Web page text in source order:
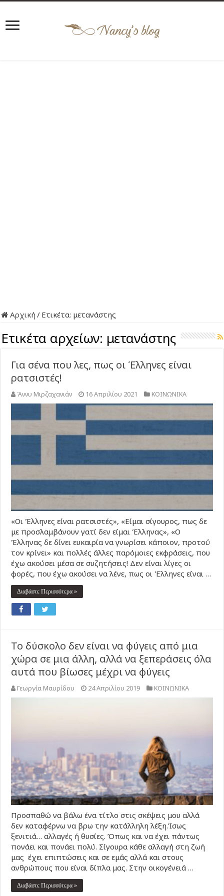
Αρχική / Ετικέτα: μετανάστης
Ετικέτα αρχείων: μετανάστης
Για σένα που λες, πως οι Έλληνες είναι
ρατσιστές!
Άννυ Μιρζαχανιάν 16 Απριλίου 2021 ΚΟΙΝΩΝΙΚΑ
«Οι Έλληνες είναι ρατσιστές», «Είμαι σίγουρος, πως δε
με προσλαμβάνουν γατί δεν είμαι Έλληνας», «Ο
Έλληνας δε δίνει ευκαιρία να γνωρίσει κάποιον, προτού
τον κρίνει» και πολλές άλλες παρόμοιες εκφράσεις, που
έχω ακούσει μέσα σε συζητήσεις! Δεν είναι λίγες οι
φορές, που έχω ακούσει να λένε, πως οι Έλληνες είναι …
Διαβάστε Περισσότερα »
Το δύσκολο δεν είναι να φύγεις από μια
χώρα σε μια άλλη, αλλά να ξεπεράσεις όλα
αυτά που βίωσες μέχρι να φύγεις
Γεωργία Μαυρίδου 24 Απριλίου 2019 ΚΟΙΝΩΝΙΚΑ
Προσπαθώ να βάλω ένα τίτλο στις σκέψεις μου αλλά
δεν καταφέρνω να βρω την κατάλληλη λέξη.Ίσως
ξενιτιά… αλλαγές ή θυσίες. Όπως και να έχει πάντως
πονάει και πονάει πολύ. Σίγουρα κάθε αλλαγή στη ζωή
μας έχει επιπτώσεις και σε εμάς αλλά και στους
ανθρώπους που είναι δίπλα μας. Στην οικογένειά …
Διαβάστε Περισσότερα »